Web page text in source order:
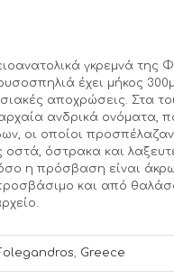
γκρεμνά της
έχει μήκος
αποχρώσεις. Στα
ανδρικά ονόματα,
οι οποίοι
οστά, όστρακα και
η πρόσβαση είναι
και από
, Greece